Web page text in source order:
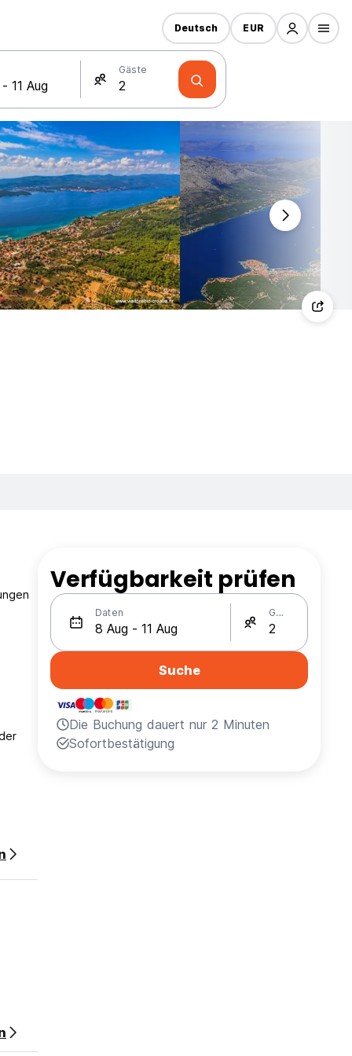
Gäste
Deutsch EUR
Verfügbarkeit prüfen
Daten Gäste
Suche
Die Buchung dauert nur 2 Minuten
Sofortbestätigung